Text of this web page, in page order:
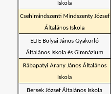
Iskola
Csehimindszenti Mindszenty József
Általános Iskola
ELTE Bolyai János Gyakorló
Általános Iskola és Gimnázium
Rábapatyi Arany János Általános
Iskola
Bersek József Általános Iskola